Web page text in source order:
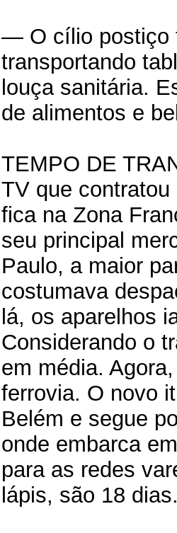
— O cílio postiço
transportando
louça sanitária.
de alimentos e
TEMPO DE
TV que
fica na Zona
seu principal
Paulo, a maior
costumava
lá, os aparelhos
Considerando o
em média.
ferrovia. O novo
Belém e segue
onde embarca
para as redes
lápis, são 18